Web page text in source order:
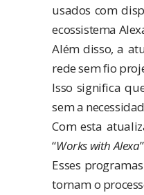
usados com
ecossistema
Além disso, a
rede sem fio
Isso significa
sem a
Com esta
“Works with Alexa
Esses
tornam o